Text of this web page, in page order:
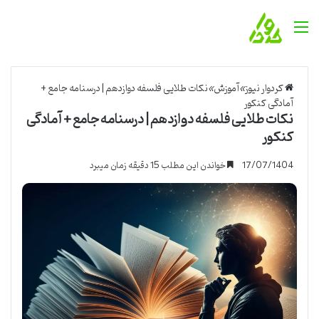
منو
کردوار نیوز»آموزش»نکات طلایی فلسفه دوازدهم | درسنامه جامع +
آمادگی کنکور
نکات طلایی فلسفه دوازدهم | درسنامه جامع + آمادگی
کنکور
17/07/1404 خواندن این مطلب 15 دقیقه زمان میبرد